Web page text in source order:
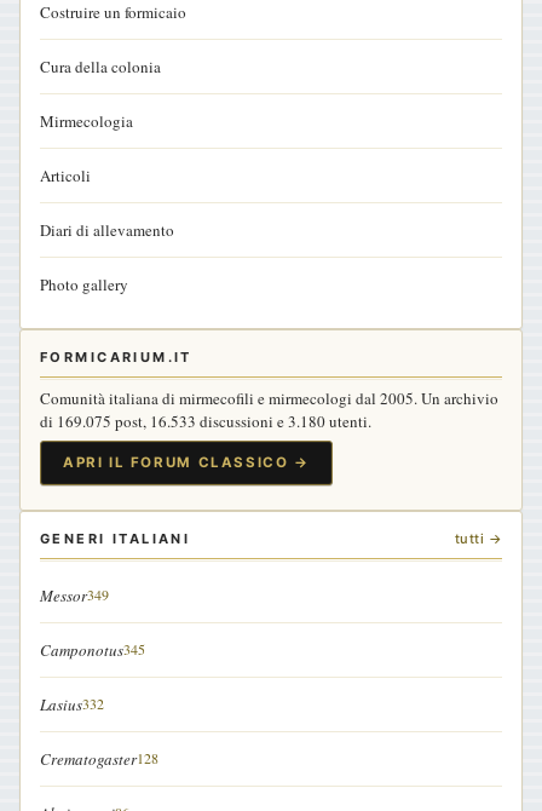
Costruire un formicaio
Cura della colonia
Mirmecologia
Articoli
Diari di allevamento
Photo gallery
FORMICARIUM.IT
Comunità italiana di mirmecofili e mirmecologi dal 2005. Un archivio
di 169.075 post, 16.533 discussioni e 3.180 utenti.
APRI IL FORUM CLASSICO →
GENERI ITALIANI tutti →
Messor349
Camponotus345
Lasius332
Crematogaster128